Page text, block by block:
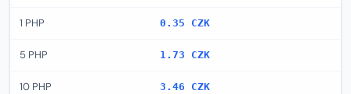
1 PHP 0.35 CZK
5 PHP 1.73 CZK
10 PHP 3.46 CZK